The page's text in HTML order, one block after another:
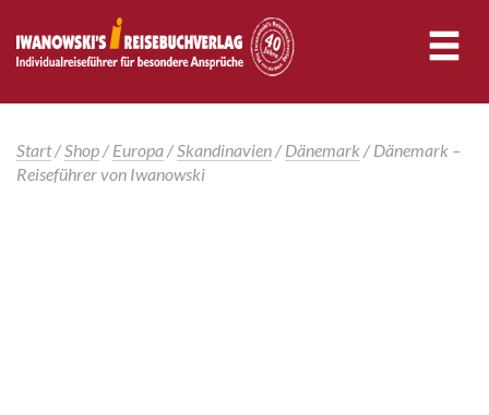
Start/Shop/Europa/Skandinavien/Dänemark/ Dänemark –
Reiseführer von Iwanowski